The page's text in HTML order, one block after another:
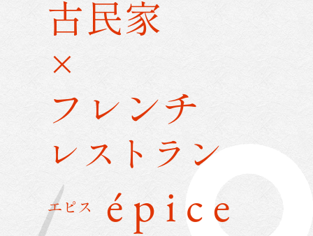
古民家
×
フレンチ
レストラン
エピス épice